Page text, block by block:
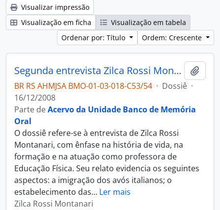
Visualizar impressão
Visualização em ficha
Visualização em tabela
Ordenar por: Título
Ordem: Crescente
Segunda entrevista Zilca Rossi Montanari
BR RS AHMJSA BMO-01-03-018-C53/54 · Dossiê ·
16/12/2008
Parte deAcervo da Unidade Banco de Memória
Oral
O dossiê refere-se à entrevista de Zilca Rossi
Montanari, com ênfase na história de vida, na
formação e na atuação como professora de
Educação Física. Seu relato evidencia os seguintes
aspectos: a imigração dos avós italianos; o
estabelecimento das… Ler mais
Zilca Rossi Montanari